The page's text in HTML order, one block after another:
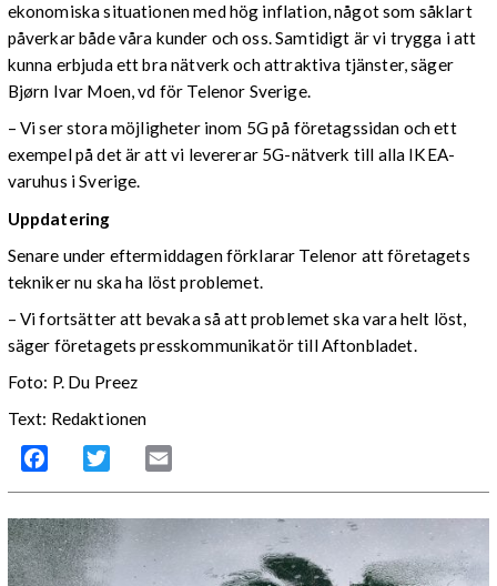
ekonomiska situationen med hög inflation, något som såklart
påverkar både våra kunder och oss. Samtidigt är vi trygga i att
kunna erbjuda ett bra nätverk och attraktiva tjänster, säger
Bjørn Ivar Moen, vd för Telenor Sverige.
– Vi ser stora möjligheter inom 5G på företagssidan och ett
exempel på det är att vi levererar 5G-nätverk till alla IKEA-
varuhus i Sverige.
Uppdatering
Senare under eftermiddagen förklarar Telenor att företagets
tekniker nu ska ha löst problemet.
– Vi fortsätter att bevaka så att problemet ska vara helt löst,
säger företagets presskommunikatör till Aftonbladet.
Foto: P. Du Preez
Text: Redaktionen
Facebook Twitter